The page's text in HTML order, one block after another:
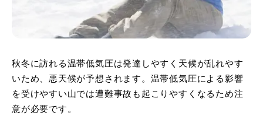
秋冬に訪れる温帯低気圧は発達しやすく天候が乱れやす
いため、悪天候が予想されます。温帯低気圧による影響
を受けやすい山では遭難事故も起こりやすくなるため注
意が必要です。